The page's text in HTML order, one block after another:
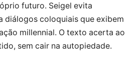
futuro. Seigel evita
diálogos coloquiais que exibem
millennial. O texto acerta ao
sem cair na autopiedade.